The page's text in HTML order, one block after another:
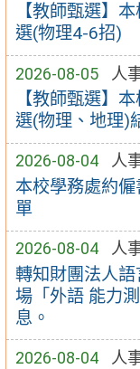
【教師甄選】
選(物理4-6招)
2026-08-05 人
【教師甄選】
選(物理、地理)
2026-08-04 人
本校學務處約
單
2026-08-04 人
轉知財團法人
場「外語 能力
息。
2026-08-04 人